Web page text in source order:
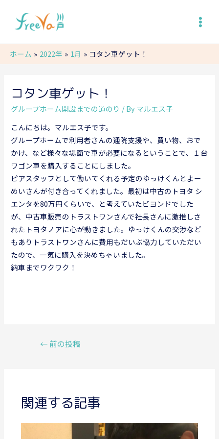
Main
ホーム 2022年 1月 コタン車ゲット！
コタン車ゲット！
グループホーム開設までの道のり / Byマルエス子
こんにちは。マルエス子です。
グループホームで利用者さんの通院支援や、買い物、おで
かけ、など様々な場面で車が必要になるということで、１台
ワゴン車を購入することにしました。
ピアスタッフとして働いてくれる予定のゆっけくんとよー
めいさんが付き合ってくれました。最初は中古のトヨタ シ
エンタを80万円くらいで、と考えていたビヨンドでした
が、中古車販売のトラストワンさんで社長さんに激推しさ
れたトヨタノアに心が動きました。ゆっけくんの交渉など
もありトラストワンさんに費用もだいぶ協力していただい
たので、一気に購入を決めちゃいました。
納車までワクワク！
ー
← 前の投稿
関連する記事